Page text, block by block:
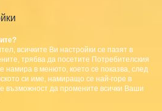
всичките Ви настройки се пазят в
трябва да посетите Потребителския
намира в менюто, което се показва, след
си име, намиращо се най-горе в
възможност да промените всички Ваши